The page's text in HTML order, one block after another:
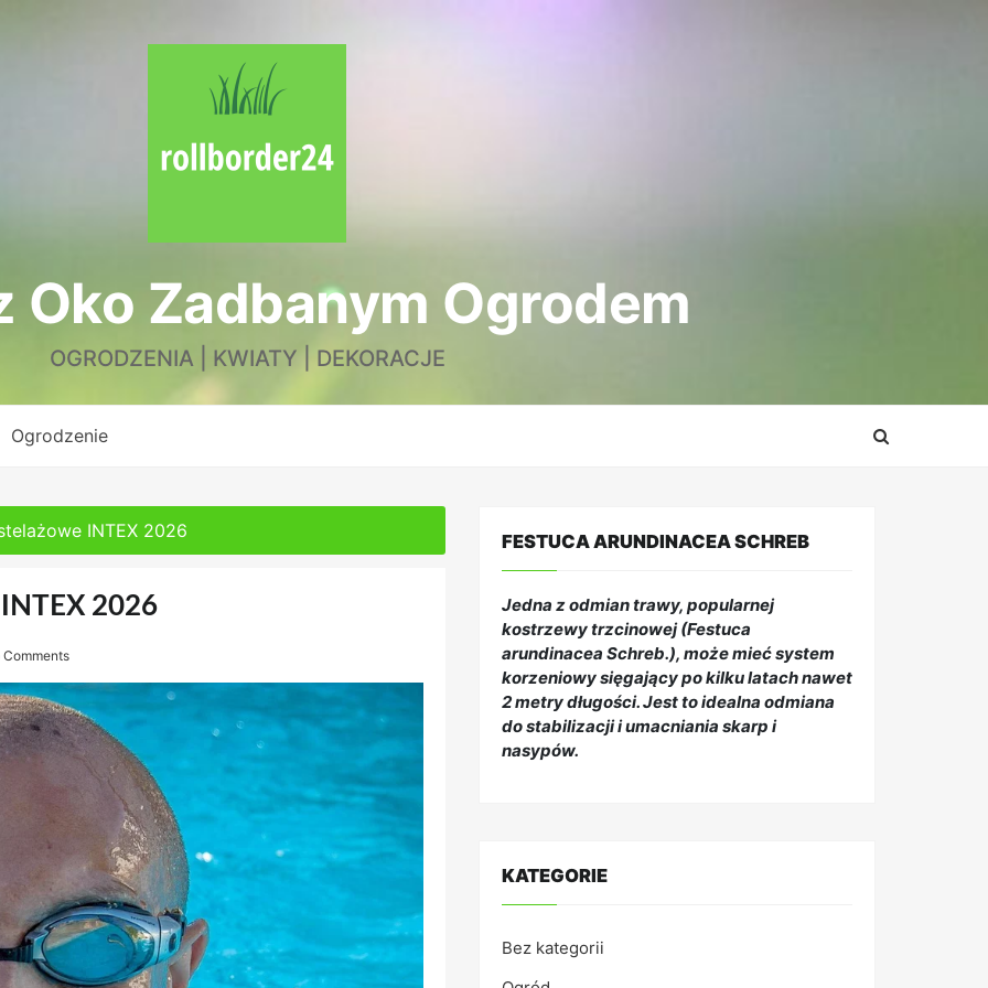
Oko Zadbanym Ogrodem
OGRODZENIA | KWIATY | DEKORACJE
Ogrodzenie
INTEX 2026
2026
Comments
FESTUCA ARUNDINACEA SCHREB
Jedna z odmian trawy, popularnej
kostrzewy trzcinowej (Festuca
arundinacea Schreb.), może mieć system
korzeniowy sięgający po kilku latach nawet
2 metry długości. Jest to idealna odmiana
do stabilizacji i umacniania skarp i
nasypów.
KATEGORIE
Bez kategorii